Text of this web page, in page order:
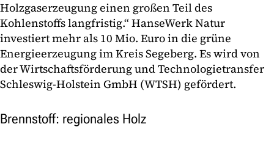
Holzgaserzeugung einen großen Teil des
Kohlenstoffs langfristig.“ HanseWerk Natur
investiert mehr als 10 Mio. Euro in die grüne
Energieerzeugung im Kreis Segeberg. Es wird von
der Wirtschaftsförderung und Technologietransfer
Schleswig-Holstein GmbH (WTSH) gefördert.
Brennstoff: regionales Holz